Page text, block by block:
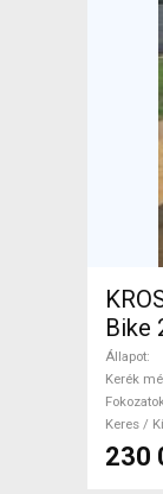
Bike
Állapot
Kerék
Keres /
230